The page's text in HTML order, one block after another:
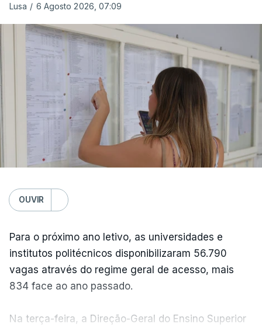
Lusa / 6 Agosto 2026, 07:09
OUVIR
Para o próximo ano letivo, as universidades e
institutos politécnicos disponibilizaram 56.790
vagas através do regime geral de acesso, mais
834 face ao ano passado.
Na terça-feira, a Direção-Geral do Ensino Superior